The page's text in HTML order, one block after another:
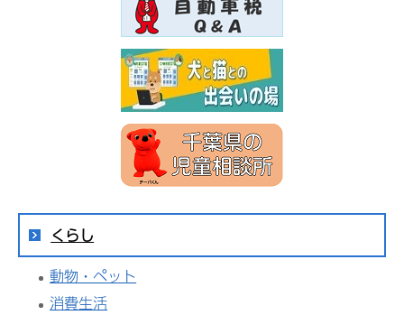
くらし
動物・ペット
消費生活